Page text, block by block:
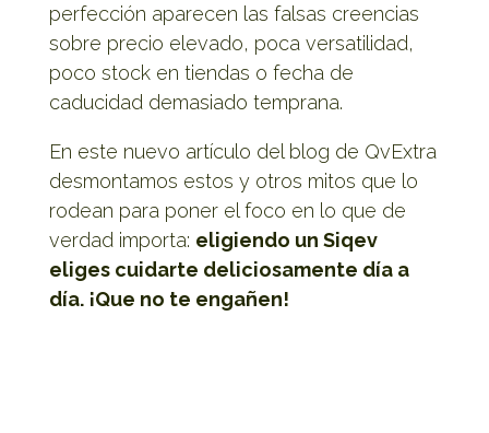
perfección aparecen las falsas creencias
sobre precio elevado, poca versatilidad,
poco stock en tiendas o fecha de
caducidad demasiado temprana.
En este nuevo artículo del blog de QvExtra
desmontamos estos y otros mitos que lo
rodean para poner el foco en lo que de
verdad importa: eligiendo un Siqev
eliges cuidarte deliciosamente día a
día. ¡Que no te engañen!